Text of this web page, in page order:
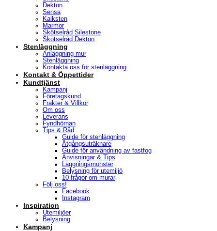
Dekton
Sensa
Kalksten
Marmor
Skötselråd Silestone
Skötselråd Dekton
Stenläggning
Anläggning mur
Stenläggning
Kontakta oss för stenläggning
Kontakt & Öppettider
Kundtjänst
Kampanj
Företagskund
Frakter & Villkor
Om oss
Leverans
Fyndhörnan
Tips & Råd
Guide för stenläggning
Åtgångsuträknare
Guide för användning av fastfog
Anvisningar & Tips
Läggningsmönster
Belysning för utemiljö
10 frågor om murar
Följ oss!
Facebook
Instagram
Inspiration
Utemiljöer
Belysning
Kampanj